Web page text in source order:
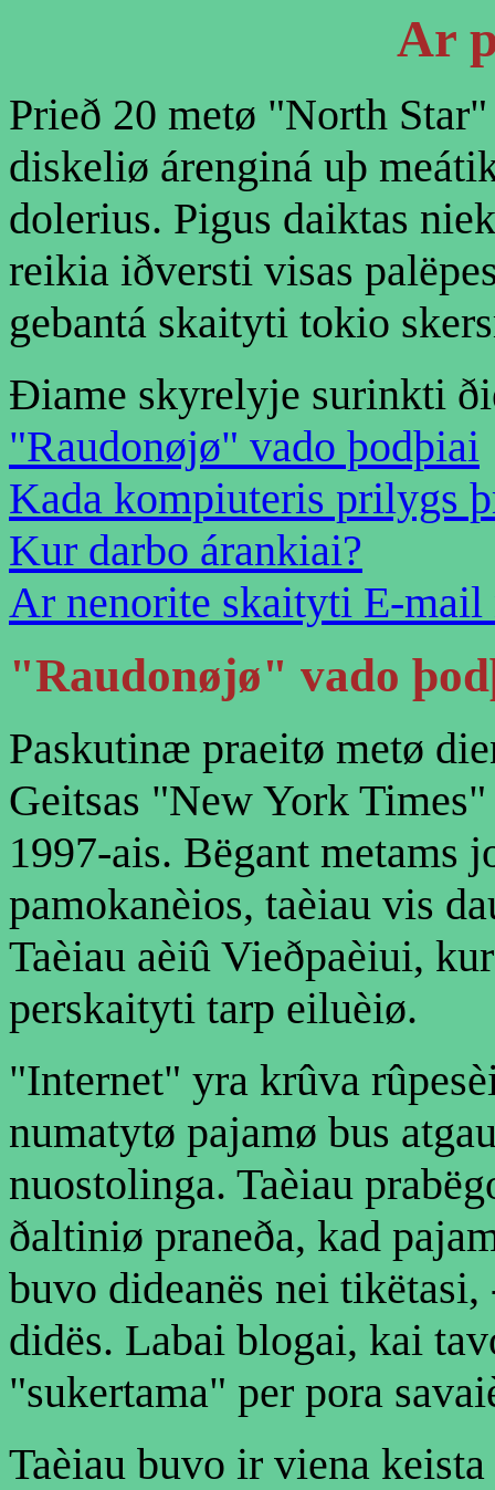
Ar
Prieð 20 metø "North
diskeliø árenginá uþ
dolerius. Pigus daiktas
reikia iðversti visas
gebantá skaityti tokio
Ðiame skyrelyje surinkti
"Raudonøjø" vado þodþiai
Kada kompiuteris prilygs
Kur darbo árankiai?
Ar nenorite skaityti E-
"Raudonøjø" vado
Paskutinæ praeitø metø
Geitsas "New York
1997-ais. Bëgant metams
pamokanèios, taèiau vis
Taèiau aèiû Vieðpaèiui,
perskaityti tarp eiluèiø.
"Internet" yra krûva
numatytø pajamø bus
nuostolinga. Taèiau
ðaltiniø praneða, kad
buvo dideanës nei
didës. Labai blogai, kai
"sukertama" per pora
Taèiau buvo ir viena